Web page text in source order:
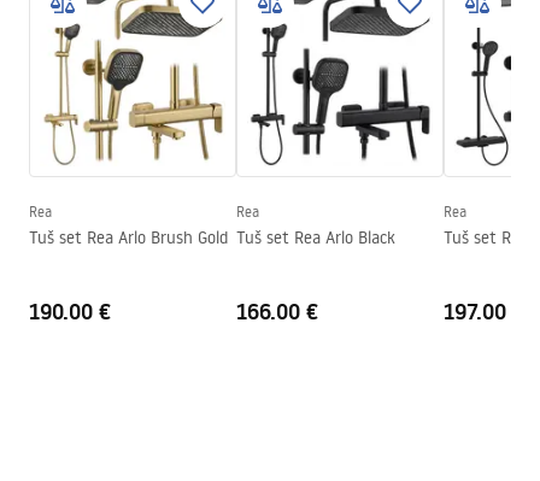
stijenka)
Boja
Krom
Tip kabine
Walk-in
Boja stakla
Transparent 6mm
Naćin otvoranja
klizni
Seria
Visina (mm)
1995 mm
Jamstvo
24 mjeseca
Rea
Tuš set Rea Arlo Brush Gold
190.00 €
Rea
Tuš set Rea Arlo Black
166.00 €
Rea
Tuš set REA
197.00 €